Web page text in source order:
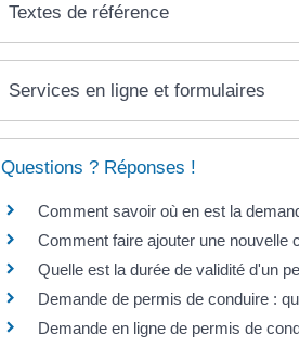
Textes de référence
Services en ligne et formulaires
Questions ? Réponses !
Comment savoir où en est la
Comment faire ajouter une nouvelle
Quelle est la durée de validité d'un
Demande de permis de conduire :
Demande en ligne de permis de